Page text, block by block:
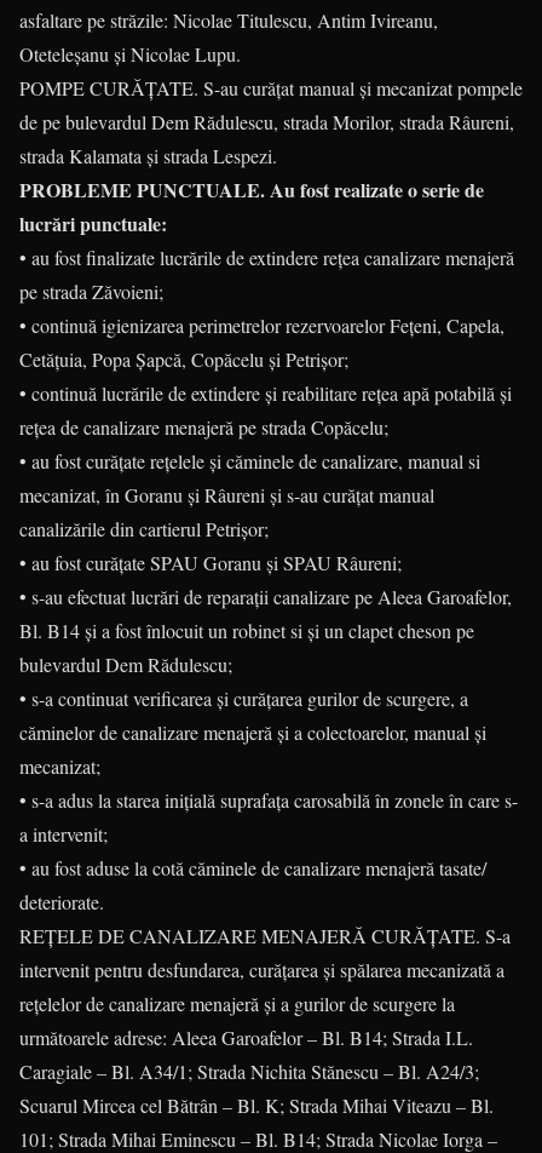
asfaltare pe străzile: Nicolae Titulescu, Antim Ivireanu,
Oteteleșanu și Nicolae Lupu.
POMPE CURĂŢATE. S-au curățat manual și mecanizat pompele
de pe bulevardul Dem Rădulescu, strada Morilor, strada Râureni,
strada Kalamata și strada Lespezi.
PROBLEME PUNCTUALE. Au fost realizate o serie de
lucrări punctuale:
• au fost finalizate lucrările de extindere rețea canalizare menajeră
pe strada Zăvoieni;
• continuă igienizarea perimetrelor rezervoarelor Fețeni, Capela,
Cetățuia, Popa Șapcă, Copăcelu și Petrișor;
• continuă lucrările de extindere și reabilitare rețea apă potabilă și
rețea de canalizare menajeră pe strada Copăcelu;
• au fost curățate rețelele și căminele de canalizare, manual si
mecanizat, în Goranu și Râureni și s-au curățat manual
canalizările din cartierul Petrișor;
• au fost curățate SPAU Goranu și SPAU Râureni;
• s-au efectuat lucrări de reparații canalizare pe Aleea Garoafelor,
Bl. B14 și a fost înlocuit un robinet si și un clapet cheson pe
bulevardul Dem Rădulescu;
• s-a continuat verificarea și curățarea gurilor de scurgere, a
căminelor de canalizare menajeră și a colectoarelor, manual și
mecanizat;
• s-a adus la starea inițială suprafața carosabilă în zonele în care s-
a intervenit;
• au fost aduse la cotă căminele de canalizare menajeră tasate/
deteriorate.
REȚELE DE CANALIZARE MENAJERĂ CURĂŢATE. S-a
intervenit pentru desfundarea, curățarea și spălarea mecanizată a
rețelelor de canalizare menajeră și a gurilor de scurgere la
următoarele adrese: Aleea Garoafelor – Bl. B14; Strada I.L.
Caragiale – Bl. A34/1; Strada Nichita Stănescu – Bl. A24/3;
Scuarul Mircea cel Bătrân – Bl. K; Strada Mihai Viteazu – Bl.
101; Strada Mihai Eminescu – Bl. B14; Strada Nicolae Iorga –